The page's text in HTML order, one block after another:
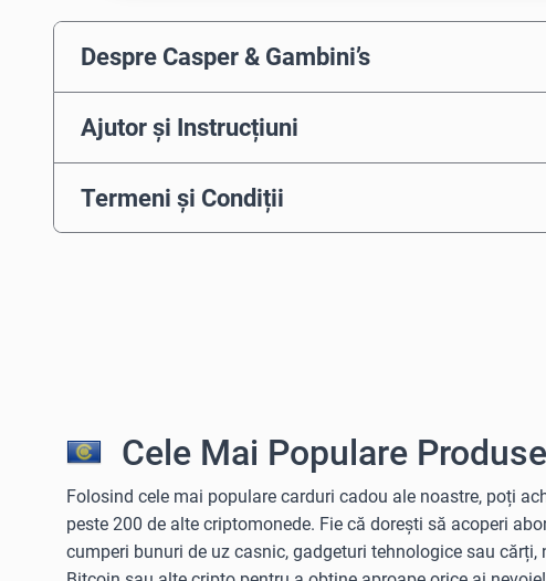
Despre Casper & Gambini’s
Ajutor și Instrucțiuni
Termeni și Condiții
Cele Mai Populare
Folosind cele mai populare carduri cadou ale noastre, poți
peste 200 de alte criptomonede. Fie că dorești să acoperi
cumperi bunuri de uz casnic, gadgeturi tehnologice sau